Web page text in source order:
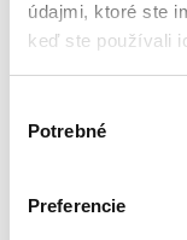
údajmi, ktoré ste
keď ste používali
súhlasu
Potrebné
Preferencie